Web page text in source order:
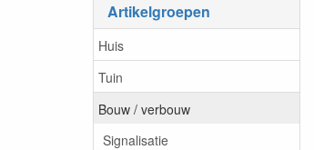
Artikelgroepen
Huis
Tuin
Bouw / verbouw
Signalisatie